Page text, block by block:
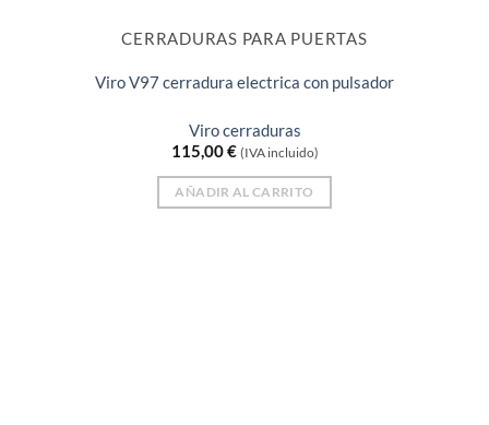
CERRADURAS PARA PUERTAS
Viro V97 cerradura electrica con pulsador
Viro cerraduras
115,00€ (IVA incluido)
AÑADIR AL CARRITO